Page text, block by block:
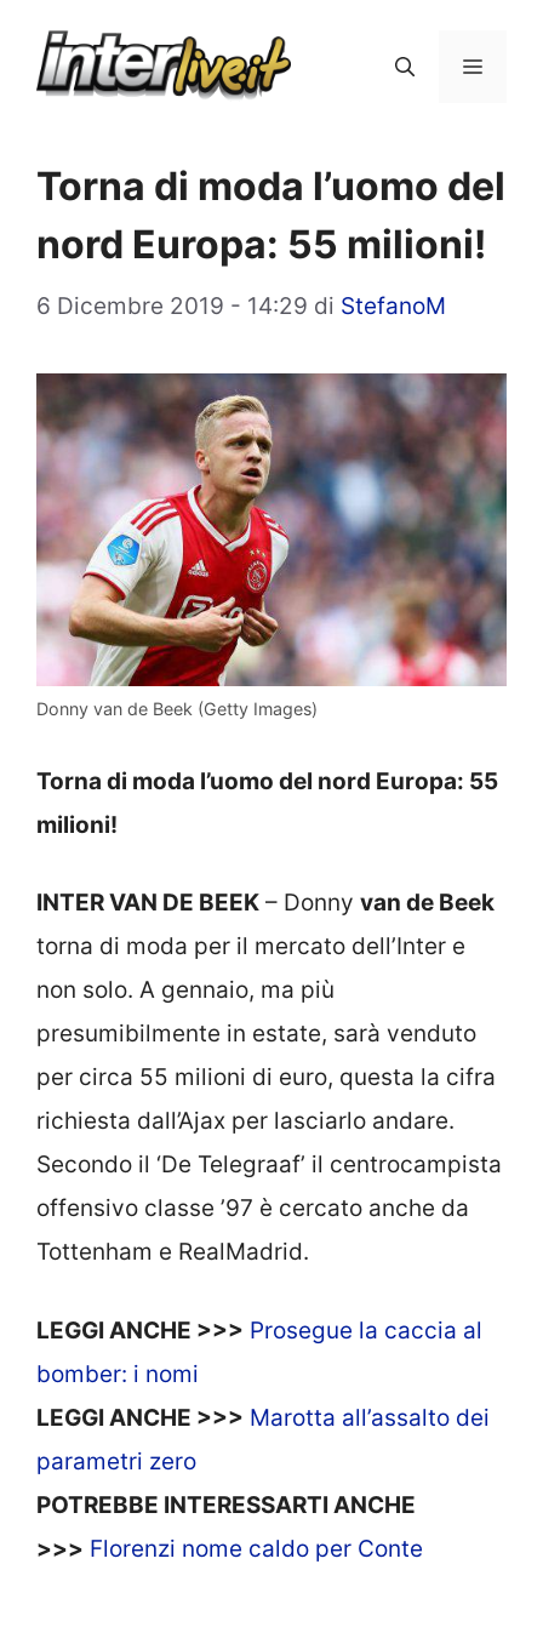
Menu
Torna di moda l’uomo del
nord Europa: 55 milioni!
6 Dicembre 2019 - 14:29 di StefanoM
Donny van de Beek (Getty Images)
Torna di moda l’uomo del nord Europa: 55
milioni!
INTER VAN DE BEEK – Donny van de Beek
torna di moda per il mercato dell’Inter e
non solo. A gennaio, ma più
presumibilmente in estate, sarà venduto
per circa 55 milioni di euro, questa la cifra
richiesta dall’Ajax per lasciarlo andare.
Secondo il ‘De Telegraaf’ il centrocampista
offensivo classe ’97 è cercato anche da
Tottenham e RealMadrid.
LEGGI ANCHE >>> Prosegue la caccia al
bomber: i nomi
LEGGI ANCHE >>> Marotta all’assalto dei
parametri zero
POTREBBE INTERESSARTI ANCHE
>>> Florenzi nome caldo per Conte